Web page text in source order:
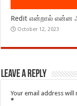
Redit என்றால் என்ன
October 12, 2023
Leave a Reply
Your email address will
*